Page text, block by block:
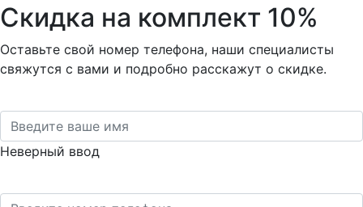
Скидка на комплект 10%
Оставьте свой номер телефона, наши специалисты
свяжутся с вами и подробно расскажут о скидке.
Неверный ввод